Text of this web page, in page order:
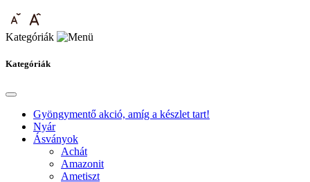
Kategóriák
Kategóriák
Gyöngymentő akció, amíg a készlet tart!
Nyár
Ásványok
Achát
Amazonit
Ametiszt